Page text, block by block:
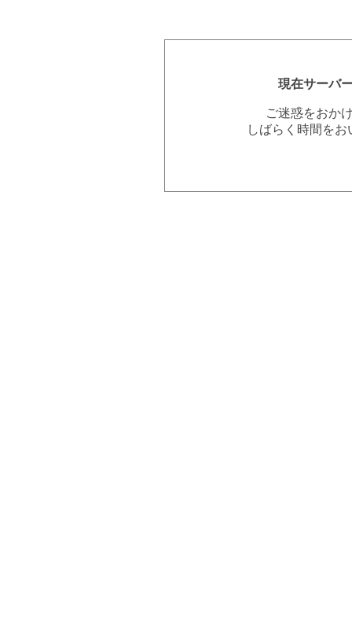
現在サーバ
ご迷惑をおか
しばらく時間を